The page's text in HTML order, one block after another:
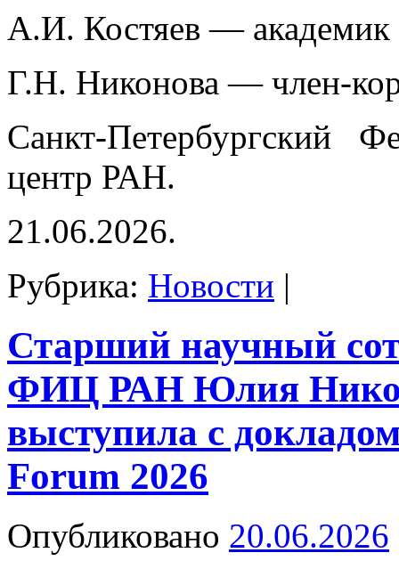
А.И. Костяев —
Г.Н. Никонова — член-
Санкт-Петербургский
центр РАН.
21.06.2026.
Рубрика: Новости |
Старший научный
ФИЦ РАН Юлия
выступила с
Forum 2026
Опубликовано 20.06.2026